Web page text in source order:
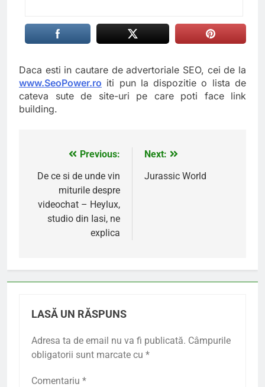
Daca esti in cautare de advertoriale SEO, cei de la
www.SeoPower.ro iti pun la dispozitie o lista de
cateva sute de site-uri pe care poti face link
building.
Navigare
în
articole
Previous:
De ce si de unde vin
miturile despre
videochat – Heylux,
studio din Iasi, ne
explica
Next:
Jurassic World
LASĂ UN RĂSPUNS
Adresa ta de email nu va fi publicată. Câmpurile
obligatorii sunt marcate cu *
Comentariu *